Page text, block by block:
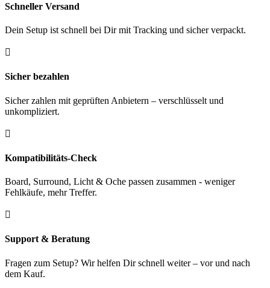
Schneller Versand
Dein Setup ist schnell bei Dir mit Tracking und sicher verpackt.

Sicher bezahlen
Sicher zahlen mit geprüften Anbietern – verschlüsselt und
unkompliziert.

Kompatibilitäts-Check
Board, Surround, Licht & Oche passen zusammen - weniger
Fehlkäufe, mehr Treffer.

Support & Beratung
Fragen zum Setup? Wir helfen Dir schnell weiter – vor und nach
dem Kauf.